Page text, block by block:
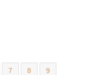
7 8 9